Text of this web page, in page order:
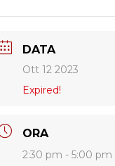
DATA
Ott 12 2023
Expired!
ORA
2:30 pm - 5:00 pm